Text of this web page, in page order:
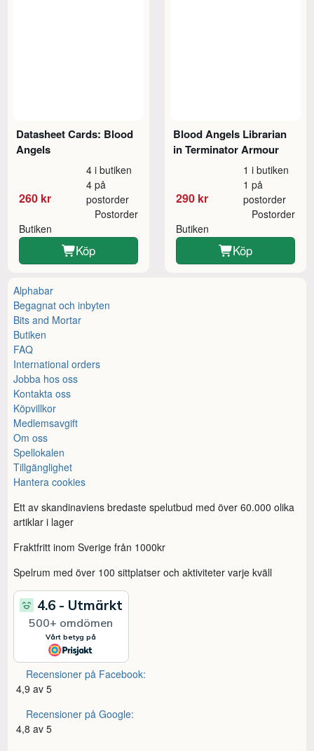
Datasheet Cards: Blood
Angels
260 kr
4 i butiken
4 på
postorder
Butiken
Postorder
Köp
Blood Angels Librarian
in Terminator Armour
290 kr
1 i butiken
1 på
postorder
Butiken
Postorder
Köp
Alphabar
Begagnat och inbyten
Bits and Mortar
Butiken
FAQ
International orders
Jobba hos oss
Kontakta oss
Köpvillkor
Medlemsavgift
Om oss
Spellokalen
Tillgänglighet
Hantera cookies
Ett av skandinaviens bredaste spelutbud med över 60.000 olika
artiklar i lager
Fraktfritt inom Sverige från 1000kr
Spelrum med över 100 sittplatser och aktiviteter varje kväll
Recensioner på Facebook:
4,9 av 5
Recensioner på Google:
4,8 av 5